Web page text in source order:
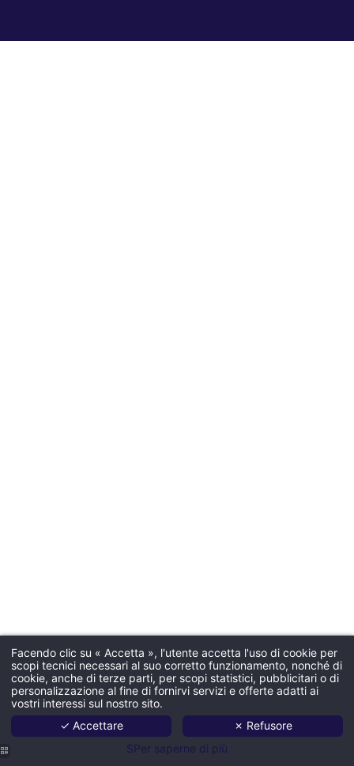
Facendo clic su « Accetta », l'utente accetta l'uso di cookie per
scopi tecnici necessari al suo corretto funzionamento, nonché di
cookie, anche di terze parti, per scopi statistici, pubblicitari o di
personalizzazione al fine di fornirvi servizi e offerte adatti ai
vostri interessi sul nostro sito.
✓ Accettare
✗ Refusore
SPer saperne di più